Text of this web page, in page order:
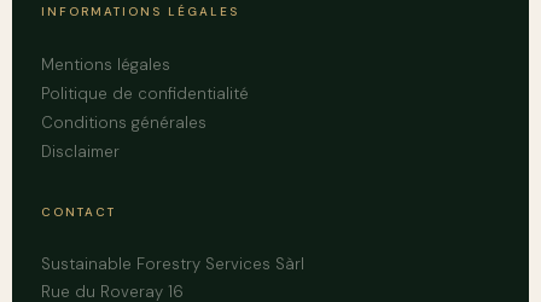
INFORMATIONS LÉGALES
Mentions légales
Politique de confidentialité
Conditions générales
Disclaimer
CONTACT
Sustainable Forestry Services Sàrl
Rue du Roveray 16